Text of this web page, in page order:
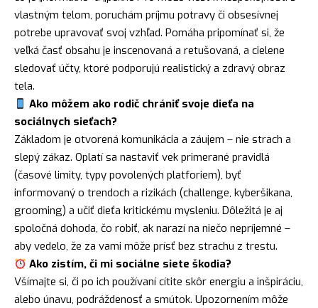
vlastným telom, poruchám príjmu potravy či obsesívnej
potrebe upravovať svoj vzhľad. Pomáha pripomínať si, že
veľká časť obsahu je inscenovaná a retušovaná, a cielene
sledovať účty, ktoré podporujú realistický a zdravý obraz
tela.
Ako môžem ako rodič chrániť svoje dieťa na
sociálnych sieťach?
Základom je otvorená komunikácia a záujem – nie strach a
slepý zákaz. Oplatí sa nastaviť vek primerané pravidlá
(časové limity, typy povolených platforiem), byť
informovaný o trendoch a rizikách (challenge, kyberšikana,
grooming) a učiť dieťa kritickému mysleniu. Dôležitá je aj
spoločná dohoda, čo robiť, ak narazí na niečo nepríjemné –
aby vedelo, že za vami môže prísť bez strachu z trestu.
Ako zistím, či mi sociálne siete škodia?
Všímajte si, či po ich používaní cítite skôr energiu a inšpiráciu,
alebo únavu, podráždenosť a smútok. Upozornením môže